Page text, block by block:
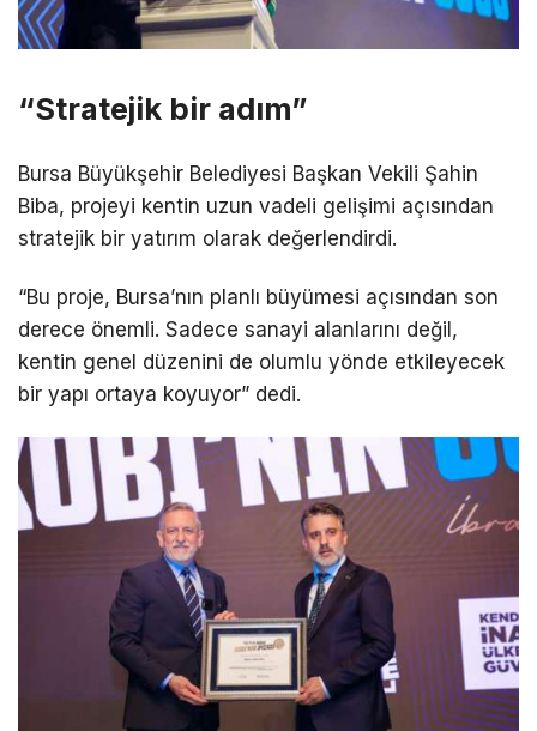
“Stratejik bir adım”
Bursa Büyükşehir Belediyesi Başkan Vekili Şahin
Biba, projeyi kentin uzun vadeli gelişimi açısından
stratejik bir yatırım olarak değerlendirdi.
“Bu proje, Bursa’nın planlı büyümesi açısından son
derece önemli. Sadece sanayi alanlarını değil,
kentin genel düzenini de olumlu yönde etkileyecek
bir yapı ortaya koyuyor” dedi.